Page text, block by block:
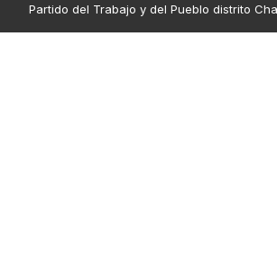
Partido del Trabajo y del Pueblo distrito